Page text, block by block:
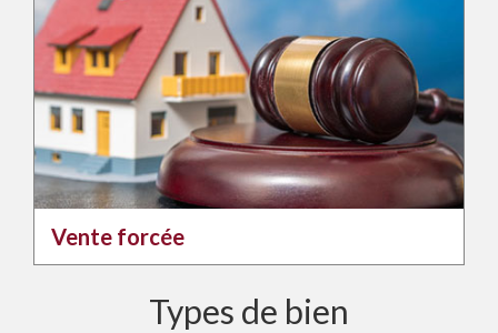
Vente forcée
Types de bien